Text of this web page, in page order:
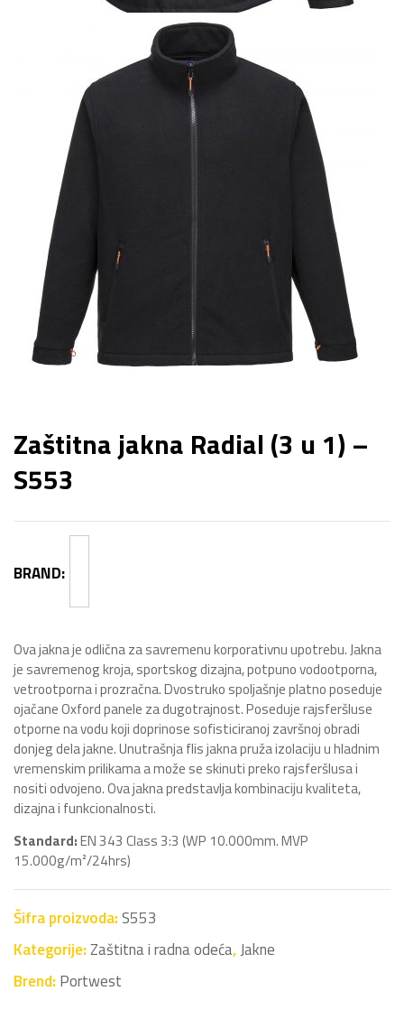
Zaštitna jakna Radial (3 u 1) –
S553
BRAND:
Ova jakna je odlična za savremenu korporativnu upotrebu. Jakna
je savremenog kroja, sportskog dizajna, potpuno vodootporna,
vetrootporna i prozračna. Dvostruko spoljašnje platno poseduje
ojačane Oxford panele za dugotrajnost. Poseduje rajsferšluse
otporne na vodu koji doprinose sofisticiranoj završnoj obradi
donjeg dela jakne. Unutrašnja flis jakna pruža izolaciju u hladnim
vremenskim prilikama a može se skinuti preko rajsferšlusa i
nositi odvojeno. Ova jakna predstavlja kombinaciju kvaliteta,
dizajna i funkcionalnosti.
Standard:EN 343 Class 3:3 (WP 10.000mm. MVP
15.000g/m²/24hrs)
Šifra proizvoda:S553
Kategorije:Zaštitna i radna odeća,Jakne
Brend: Portwest